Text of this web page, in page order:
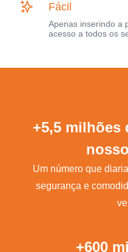
Fácil
Apenas inserindo a
acesso a todos os
+5,5 milhões
Um número que
segurança e
+600